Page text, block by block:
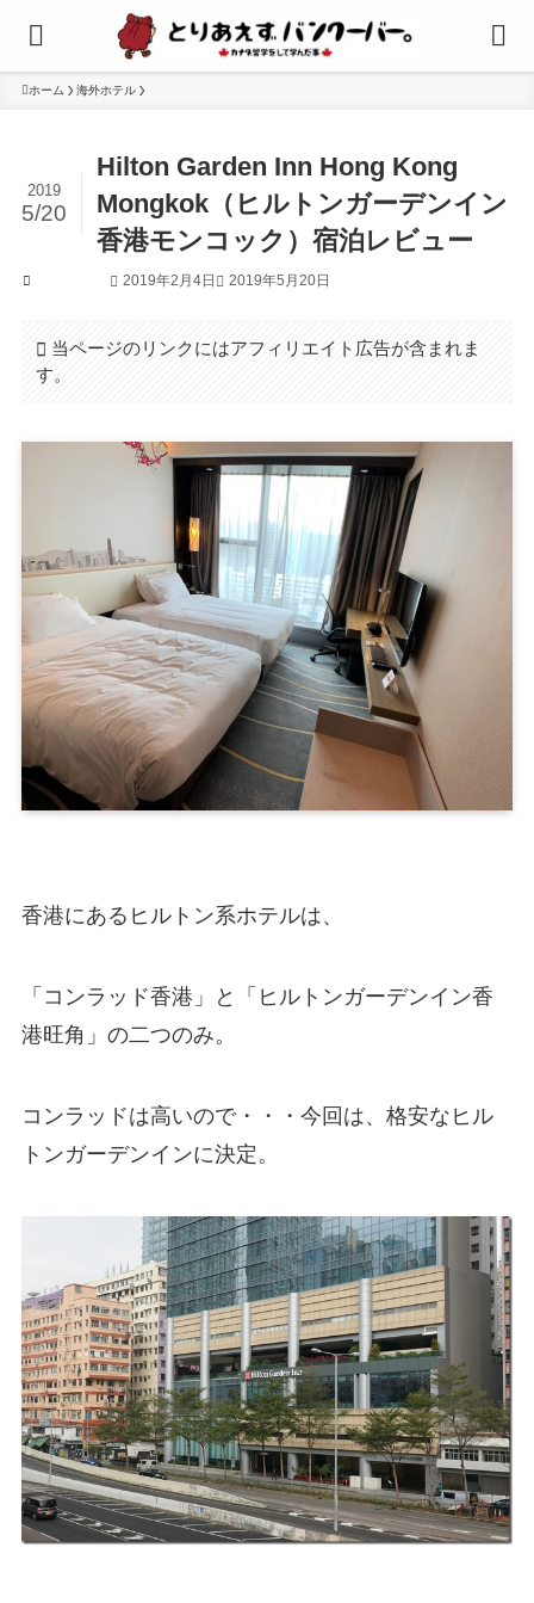
ホーム 海外ホテル
Hilton Garden Inn Hong Kong
Mongkok（ヒルトンガーデンイン
香港モンコック）宿泊レビュー
2019
5/20
2019年2月4日 2019年5月20日
当ページのリンクにはアフィリエイト広告が含まれま
す。
香港にあるヒルトン系ホテルは、
「コンラッド香港」と「ヒルトンガーデンイン香
港旺角」の二つのみ。
コンラッドは高いので・・・今回は、格安なヒル
トンガーデンインに決定。